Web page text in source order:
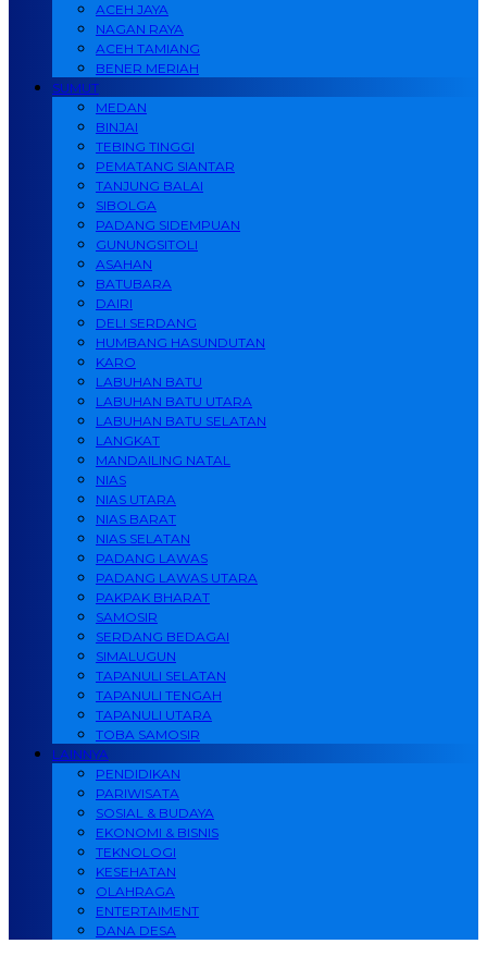
ACEH JAYA
NAGAN RAYA
ACEH TAMIANG
BENER MERIAH
SUMUT
MEDAN
BINJAI
TEBING TINGGI
PEMATANG SIANTAR
TANJUNG BALAI
SIBOLGA
PADANG SIDEMPUAN
GUNUNGSITOLI
ASAHAN
BATUBARA
DAIRI
DELI SERDANG
HUMBANG HASUNDUTAN
KARO
LABUHAN BATU
LABUHAN BATU UTARA
LABUHAN BATU SELATAN
LANGKAT
MANDAILING NATAL
NIAS
NIAS UTARA
NIAS BARAT
NIAS SELATAN
PADANG LAWAS
PADANG LAWAS UTARA
PAKPAK BHARAT
SAMOSIR
SERDANG BEDAGAI
SIMALUGUN
TAPANULI SELATAN
TAPANULI TENGAH
TAPANULI UTARA
TOBA SAMOSIR
LAINNYA
PENDIDIKAN
PARIWISATA
SOSIAL & BUDAYA
EKONOMI & BISNIS
TEKNOLOGI
KESEHATAN
OLAHRAGA
ENTERTAIMENT
DANA DESA